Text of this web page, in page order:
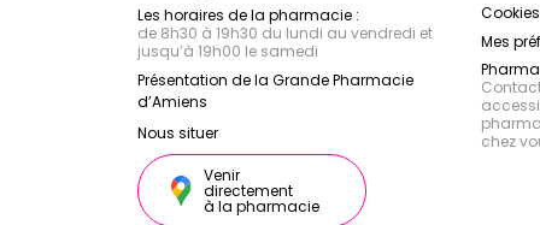
Les horaires de la pharmacie :
de 8h30 à 19h30 du lundi au vendredi et
jusqu’à 19h00 le samedi
Présentation de la Grande Pharmacie
d’Amiens
Nous situer
Venir
directement
à la pharmacie
Cookies
Mes
chez